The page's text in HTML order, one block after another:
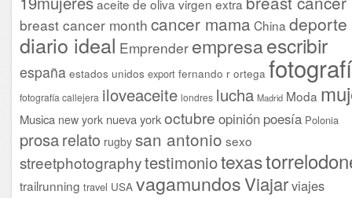
aceite de oliva virgen extra
breast cancer month cancer mama China deporte
diario ideal Emprender empresaescribir
españa estados unidos export fernando r ortega
fotografía callejera iloveaceite londres lucha Madrid Moda
Musica new york nueva yorkoctubre opinión poesía Polonia
prosarelato rugby san antonio sexo
streetphotographytestimoniotexas
trailrunning travel USA vagamundosViajarviajes